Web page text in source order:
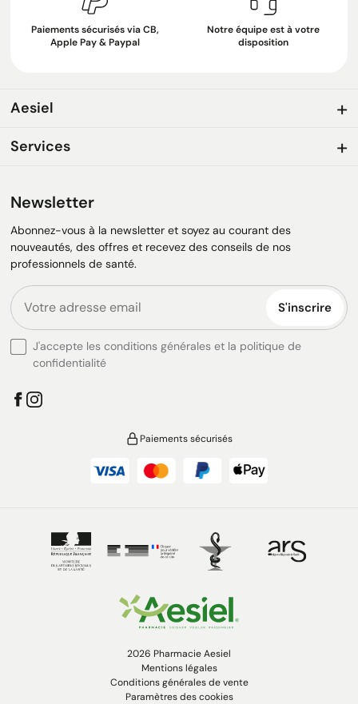
Paiements sécurisés via CB,
Apple Pay & Paypal
Notre équipe est à votre
disposition
Aesiel
Services
Newsletter
Abonnez-vous à la newsletter et soyez au courant des
nouveautés, des offres et recevez des conseils de nos
professionnels de santé.
S'inscrire
J'accepte les conditions générales et la politique de
confidentialité
Paiements sécurisés
2026 Pharmacie Aesiel
Mentions légales
Conditions générales de vente
Paramètres des cookies